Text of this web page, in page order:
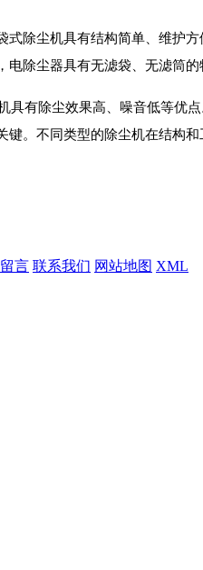
除尘机具有结构简单、维护
除尘器具有无滤袋、无滤筒
有除尘效果高、噪音低等优
。不同类型的除尘机在结构
言 联系我们 网站地图 XML